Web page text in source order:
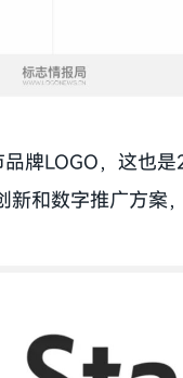
牌LOGO，这也是
新和数字推广方案